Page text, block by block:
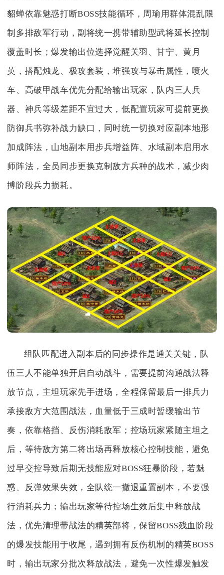
貂蝉依靠魅惑打断BOSS技能循环，周瑜用群体混乱限
制多排敌军行动，副将统一携带辅助型武将延长控制
覆盖时长；爆发输出位选择觉醒关羽、甘宁、黄月
英，搭配烛龙、极攻套装，堆强攻与暴击属性，喷火
车、高破甲战车优先分配给输出玩家，队内三人兵
器、神兵等级差距不宜过大，低配置玩家可提前更换
防御兵书弥补战力缺口，同时统一切换对应副本地形
加成阵法，山地副本用步兵增益阵、水域副本启用水
师阵法，全员同步更换克制敌方兵种的战术，减少肉
搏阶段兵力损耗。
组队匹配进入副本后的同步操作是通关关键，队
伍三人不能单独开启自动战斗，需要提前沟通战法释
放节点，主坦玩家先手进场，全程保留最后一排兵力
承接敌方大范围战法，血量低于三成时暂缓输出节
奏，依靠格挡、反伤消耗敌军；控场玩家紧随主坦之
后，等待敌方第二将出场再释放核心控制技能，避免
过早交控导致后期无技能应对BOSS狂暴阶段，若魅
惑、反弹效果失效，全队统一撤退重置副本，不要强
行消耗兵力；输出玩家等待控场生效后集中释放战
法，优先清理带战法的精英部将，保留BOSS残血阶段
的爆发技能用于收尾，遇到拥有反伤机制的精英BOSS
时，输出玩家分批次释放战法，避免一次性爆发触发